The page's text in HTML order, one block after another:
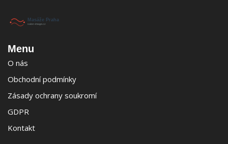
Menu
O nás
Obchodní podmínky
Zásady ochrany soukromí
GDPR
Kontakt